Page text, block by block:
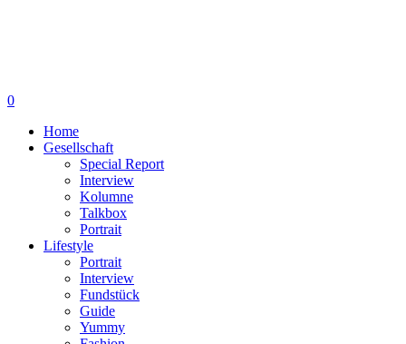
0
Home
Gesellschaft
Special Report
Interview
Kolumne
Talkbox
Portrait
Lifestyle
Portrait
Interview
Fundstück
Guide
Yummy